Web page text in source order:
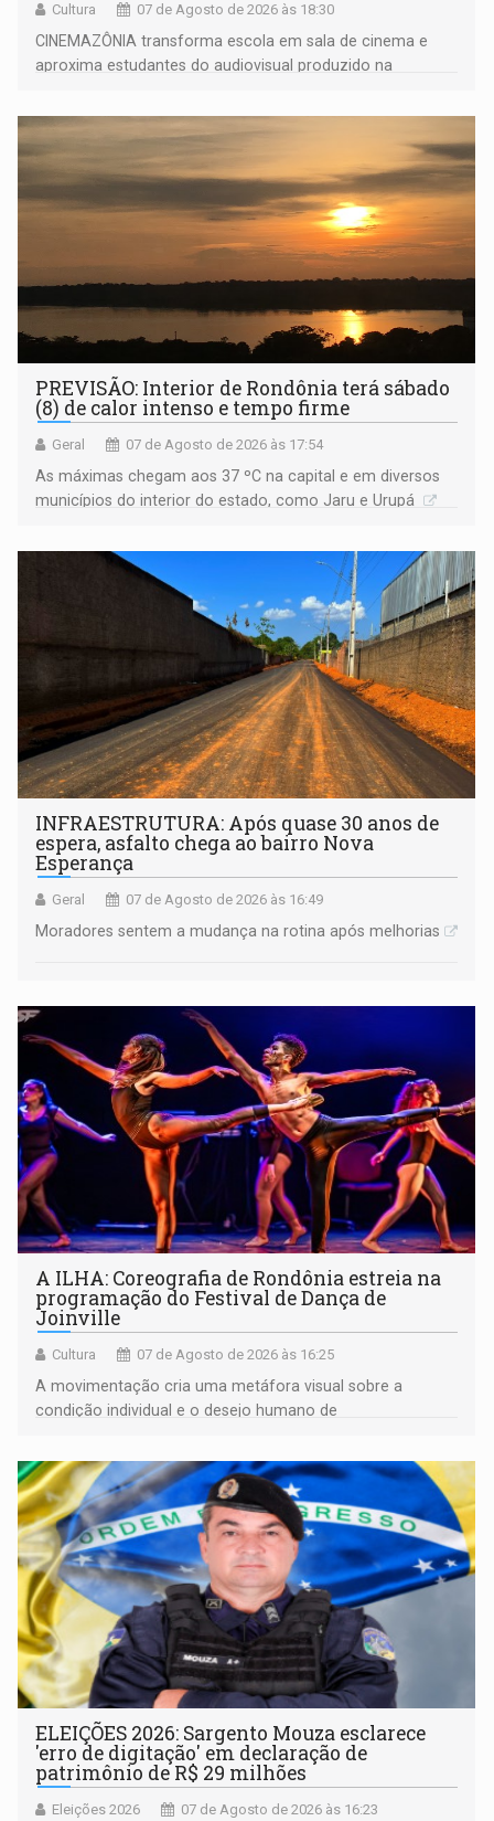
Cultura 07 de Agosto de 2026 às 18:30
CINEMAZÔNIA transforma escola em sala de cinema e
aproxima estudantes do audiovisual produzido na
PREVISÃO: Interior de Rondônia terá sábado
(8) de calor intenso e tempo firme
Geral 07 de Agosto de 2026 às 17:54
As máximas chegam aos 37 ºC na capital e em diversos
municípios do interior do estado, como Jaru e Urupá
INFRAESTRUTURA: Após quase 30 anos de
espera, asfalto chega ao bairro Nova
Esperança
Geral 07 de Agosto de 2026 às 16:49
Moradores sentem a mudança na rotina após melhorias
A ILHA: Coreografia de Rondônia estreia na
programação do Festival de Dança de
Joinville
Cultura 07 de Agosto de 2026 às 16:25
A movimentação cria uma metáfora visual sobre a
condição individual e o desejo humano de
ELEIÇÕES 2026: Sargento Mouza esclarece
'erro de digitação' em declaração de
patrimônio de R$ 29 milhões
Eleições 2026 07 de Agosto de 2026 às 16:23